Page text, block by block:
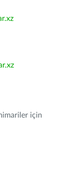
için